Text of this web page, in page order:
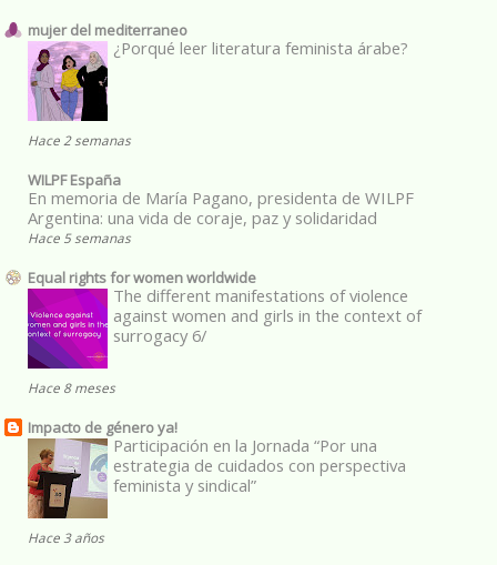
mujer del mediterraneo
¿Porqué leer literatura feminista árabe?
Hace 2 semanas
WILPF España
En memoria de María Pagano, presidenta de WILPF
Argentina: una vida de coraje, paz y solidaridad
Hace 5 semanas
Equal rights for women worldwide
The different manifestations of violence
against women and girls in the context of
surrogacy 6/
Hace 8 meses
Impacto de género ya!
Participación en la Jornada “Por una
estrategia de cuidados con perspectiva
feminista y sindical”
Hace 3 años